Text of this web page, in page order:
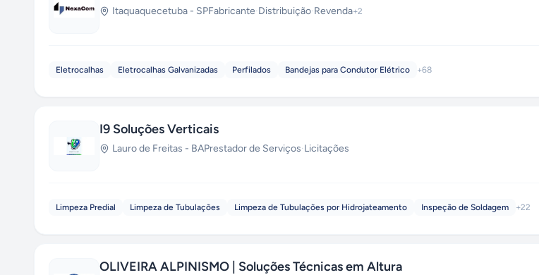
Itaquaquecetuba - SPFabricante·Distribuição·Revenda+2
Eletrocalhas Eletrocalhas Galvanizadas Perfilados Bandejas para Condutor Elétrico +68
I9 Soluções Verticais
Lauro de Freitas - BAPrestador de Serviços·Licitações
Limpeza Predial Limpeza de Tubulações Limpeza de Tubulações por Hidrojateamento Inspeção de Soldagem +22
OLIVEIRA ALPINISMO | Soluções Técnicas em Altura